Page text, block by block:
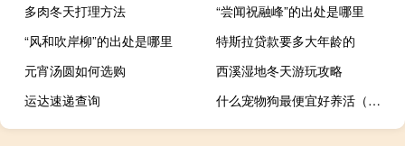
多肉冬天打理方法
“尝闻祝融峰”的出处是哪里
“风和吹岸柳”的出处是哪里
特斯拉贷款要多大年龄的
元宵汤圆如何选购
西溪湿地冬天游玩攻略
运达速递查询
什么宠物狗最便宜好养活（什么宠物狗最便宜）